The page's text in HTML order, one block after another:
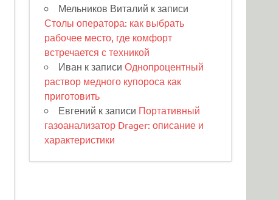
Мельников Виталий к записи
Столы оператора: как выбрать
рабочее место, где комфорт
встречается с техникой
Иван к записиОднопроцентный
раствор медного купороса как
приготовить
Евгений к записи Портативный
газоанализатор Drager: описание и
характеристики